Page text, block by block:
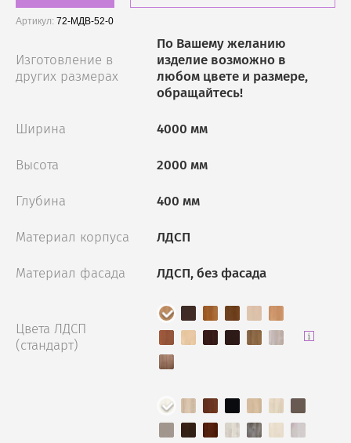
Артикул: 72-МДВ-52-0
Изготовление в
других размерах
По Вашему желанию
изделие возможно в
любом цвете и размере,
обращайтесь!
Ширина 4000 мм
Высота 2000 мм
Глубина 400 мм
Материал корпуса ЛДСП
Материал фасада ЛДСП, без фасада
Цвета ЛДСП
(стандарт)